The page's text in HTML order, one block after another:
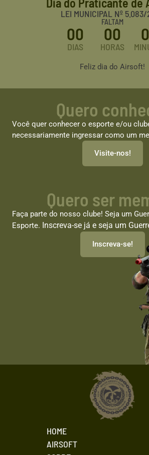
Dia do Praticante de
LEI MUNICIPAL Nº
FALTAM
00
DIAS
00
HORAS
Feliz dia do Airsoft!
Quero
Você quer conhecer o esporte e/ou
necessariamente ingressar como um
Visite-nos!
Quero ser
Faça parte do nosso clube! Seja um
Esporte. Inscreva-se já e seja um
Inscreva-se!
HOME
AIRSOFT